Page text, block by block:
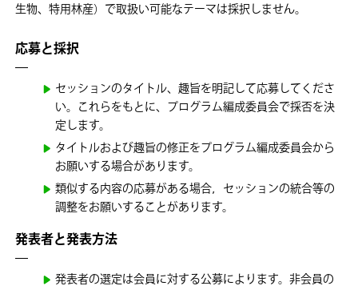
生物、特用林産）で取扱い可能なテーマは採択しません。
応募と採択
セッションのタイトル、趣旨を明記して応募してくださ
い。これらをもとに、プログラム編成委員会で採否を決
定します。
タイトルおよび趣旨の修正をプログラム編成委員会から
お願いする場合があります。
類似する内容の応募がある場合，セッションの統合等の
調整をお願いすることがあります。
発表者と発表方法
発表者の選定は会員に対する公募によります。非会員の